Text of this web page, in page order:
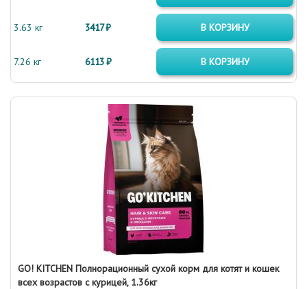
3.63 кг 3417 ₽ В КОРЗИНУ
7.26 кг 6113 ₽ В КОРЗИНУ
GO! KITCHEN Полнорационный сухой корм для котят и кошек
всех возрастов с курицей, 1.36кг